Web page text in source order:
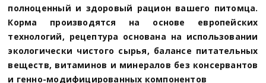
полноценный и здоровый рацион вашего питомца.
Корма производятся на основе европейских
технологий, рецептура основана на использовании
экологически чистого сырья, балансе питательных
веществ, витаминов и минералов без консервантов
и генно-модифицированных компонентов